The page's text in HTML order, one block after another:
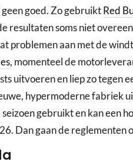
goed. Zo gebruiktRed
resultaten soms niet
problemen aan met de
, momenteel de
uitvoeren en liep zo tegen
hypermoderne fabriek
gebruikt en kan een
Dan gaan de reglementen